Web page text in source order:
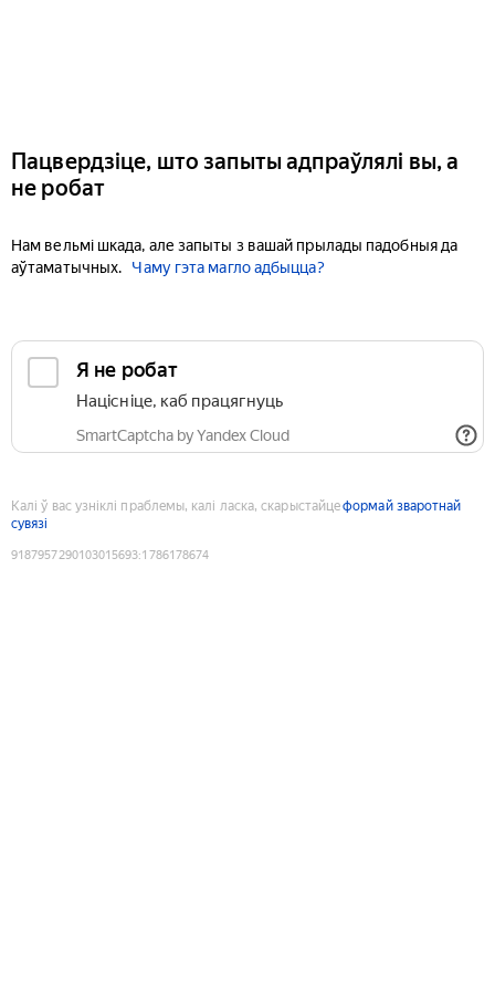
Пацвердзіце, што запыты адпраўлялі вы, а
не робат
Нам вельмі шкада, але запыты з вашай прылады падобныя да
аўтаматычных.
Чаму гэта магло адбыцца?
Я не робат
Націсніце, каб працягнуць
SmartCaptcha by Yandex Cloud
Калі ў вас узніклі праблемы, калі ласка, скарыстайцеформай зваротнай
сувязі
9187957290103015693:1786178674